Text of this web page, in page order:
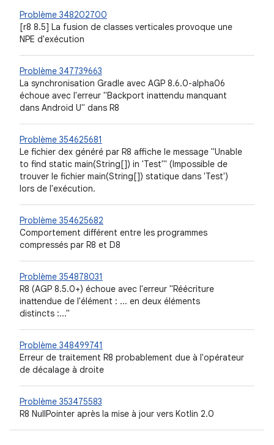
Problème 348202700
[r8 8.5] La fusion de classes verticales provoque une
NPE d'exécution
Problème 347739663
La synchronisation Gradle avec AGP 8.6.0-alpha06
échoue avec l'erreur "Backport inattendu manquant
dans Android U" dans R8
Problème 354625681
Le fichier dex généré par R8 affiche le message "Unable
to find static main(String[]) in 'Test'" (Impossible de
trouver le fichier main(String[]) statique dans 'Test')
lors de l'exécution.
Problème 354625682
Comportement différent entre les programmes
compressés par R8 et D8
Problème 354878031
R8 (AGP 8.5.0+) échoue avec l'erreur "Réécriture
inattendue de l'élément : ... en deux éléments
distincts :..."
Problème 348499741
Erreur de traitement R8 probablement due à l'opérateur
de décalage à droite
Problème 353475583
R8 NullPointer après la mise à jour vers Kotlin 2.0